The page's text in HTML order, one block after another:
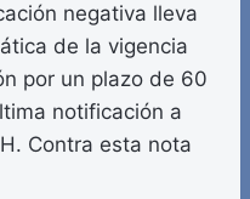
negativa lleva
de la vigencia
por un plazo de 60
notificación a
Contra esta nota